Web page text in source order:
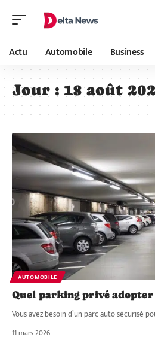
Actu Automobile Business
Jour : 18 août
AUTOMOBILE
Quel parking privé adopter
Vous avez besoin d’un parc auto sécurisé
11 mars 2026